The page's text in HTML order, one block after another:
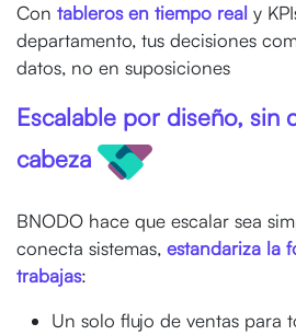
Con tableros en tiempo real y
departamento, tus decisiones
datos, no en suposiciones
Escalable por diseño, sin
cabeza
BNODO hace que escalar sea
conecta sistemas, estandariza la
trabajas:
Un solo flujo de ventas para